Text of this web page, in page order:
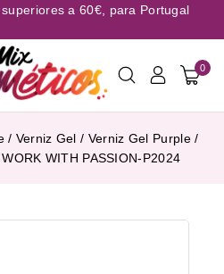
a 60€, para Portugal
0
/ Verniz Gel / Verniz Gel Purple /
WITH PASSION-P2024